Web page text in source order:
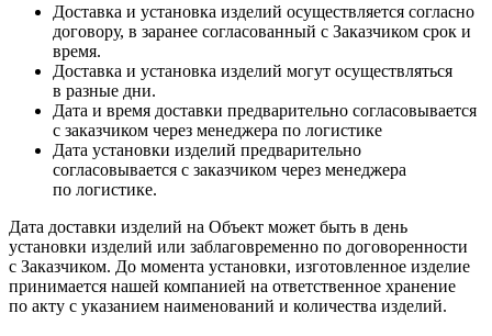
Доставка и установка изделий осуществляется согласно
договору, в заранее согласованный с Заказчиком срок и
время.
Доставка и установка изделий могут осуществляться
в разные дни.
Дата и время доставки предварительно согласовывается
с заказчиком через менеджера по логистике
Дата установки изделий предварительно
согласовывается с заказчиком через менеджера
по логистике.
Дата доставки изделий на Объект может быть в день
установки изделий или заблаговременно по договоренности
с Заказчиком. До момента установки, изготовленное изделие
принимается нашей компанией на ответственное хранение
по акту с указанием наименований и количества изделий.